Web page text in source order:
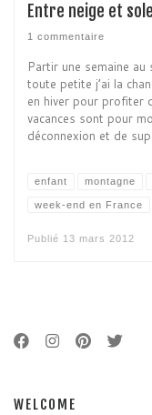
Entre neige et
1 commentaire
Partir une semaine
toute petite j’ai la
en hiver pour profiter
vacances sont pour
déconnexion et de
enfant montagne
week-end en France
Publié 13 mars 2012
WELCOME